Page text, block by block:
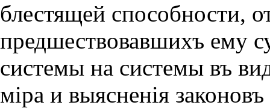
блестящей способности,
предшествовавшихъ ему
системы на системы въ
мiра и выясненiя